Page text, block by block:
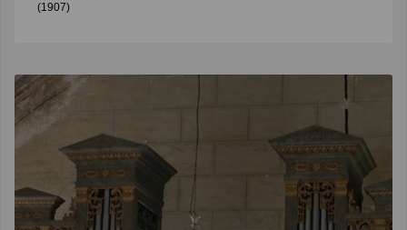
(1907)